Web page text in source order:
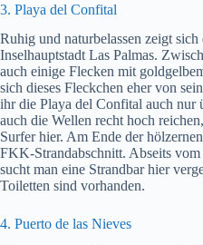
3. Playa del Confital
Ruhig und naturbelassen zeigt
Inselhauptstadt Las Palmas.
auch einige Flecken mit
sich dieses Fleckchen eher von
ihr die Playa del Confital auch nur
auch die Wellen recht hoch
Surfer hier. Am Ende der
FKK-Strandabschnitt. Abseits
sucht man eine Strandbar hier
Toiletten sind vorhanden.
4. Puerto de las Nieves